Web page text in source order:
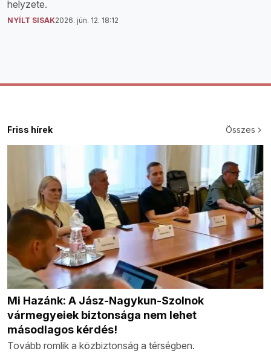
helyzete.
NYÍLT SISAK2026. jún. 12. 18:12
Friss hírek Összes
Mi Hazánk: A Jász-Nagykun-Szolnok
vármegyeiek biztonsága nem lehet
másodlagos kérdés!
Tovább romlik a közbiztonság a térségben.